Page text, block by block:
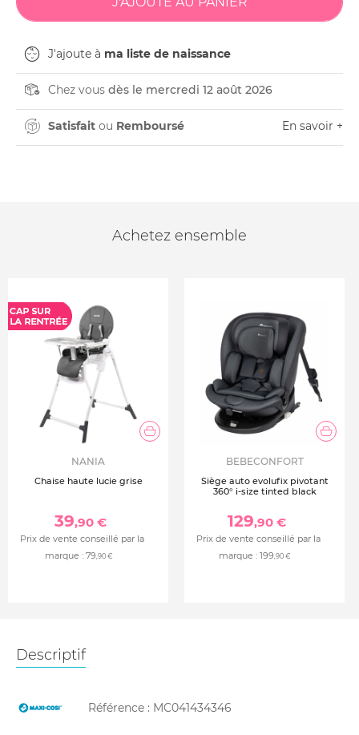
J'ajoute à ma liste de naissance
Chez vous dès le mercredi 12 août 2026
Satisfait ou Remboursé En savoir +
Achetez ensemble
NANIA
Chaise haute lucie grise
39,90 €
Prix de vente conseillé par la
marque : 79,90 €
BEBECONFORT
Siège auto evolufix pivotant
360° i-size tinted black
129,90 €
Prix de vente conseillé par la
marque : 199,90 €
Descriptif
Référence : MC041434346